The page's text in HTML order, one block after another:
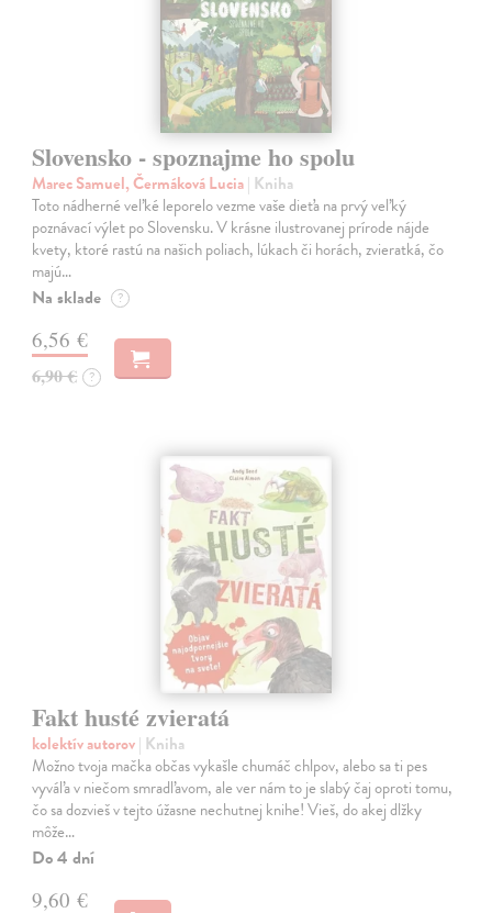
Slovensko - spoznajme ho spolu
Marec Samuel, Čermáková Lucia| Kniha
Toto nádherné veľké leporelo vezme vaše dieťa na prvý veľký
poznávací výlet po Slovensku. V krásne ilustrovanej prírode nájde
kvety, ktoré rastú na našich poliach, lúkach či horách, zvieratká, čo
majú…
Na sklade ?
6,56 €
6,90 € ?
Fakt husté zvieratá
kolektív autorov| Kniha
Možno tvoja mačka občas vykašle chumáč chlpov, alebo sa ti pes
vyváľa v niečom smradľavom, ale ver nám to je slabý čaj oproti tomu,
čo sa dozvieš v tejto úžasne nechutnej knihe! Vieš, do akej dlžky
môže…
Do 4 dní
9,60 €